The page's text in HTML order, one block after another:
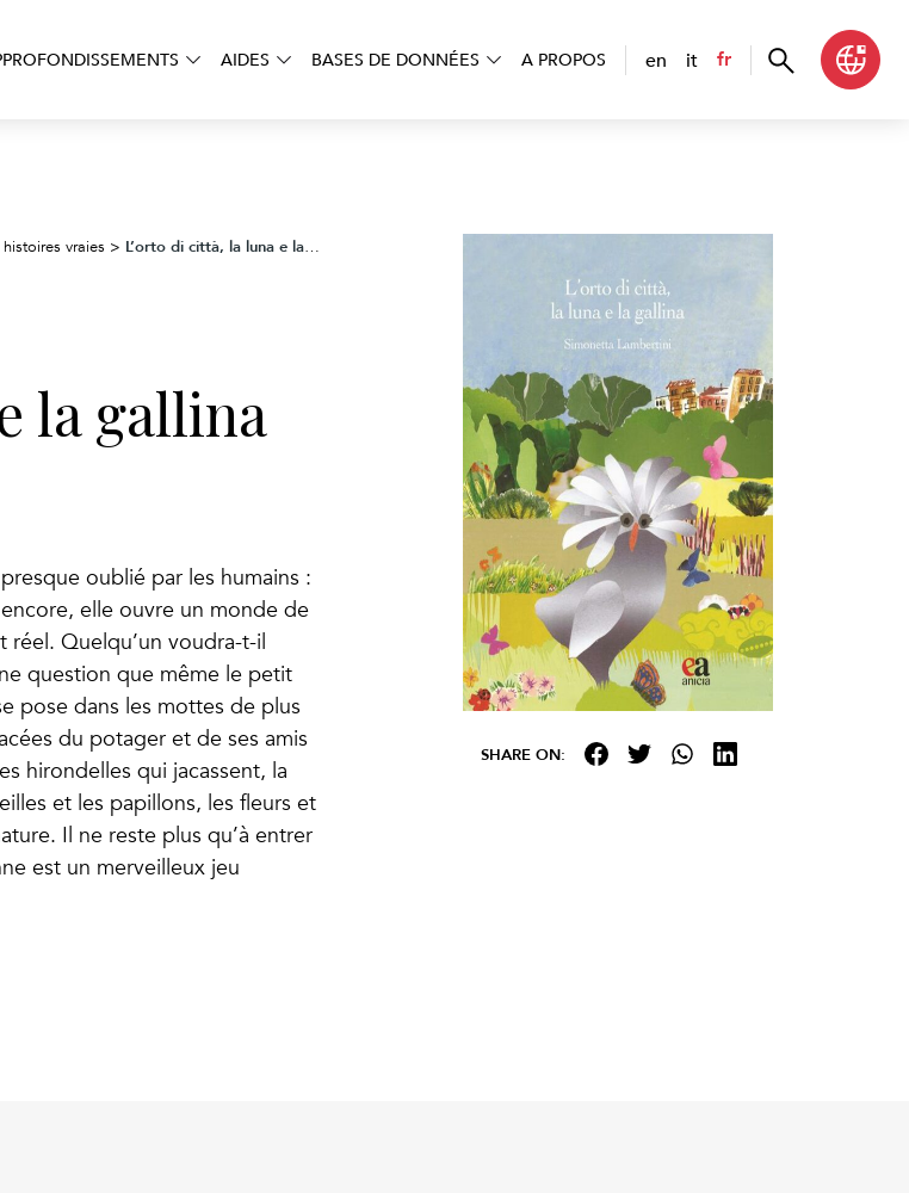
AIDES BASES DE DONNÉES A PROPOS en it fr
vraies > L’orto di città, la luna e la gallina
la gallina
oublié par les humains :
elle ouvre un monde de
Quelqu’un voudra-t-il
question que même le petit
pose dans les mottes de plus
du potager et de ses amis
hirondelles qui jacassent, la
et les papillons, les fleurs et
Il ne reste plus qu’à entrer
est un merveilleux jeu
SHARE ON: